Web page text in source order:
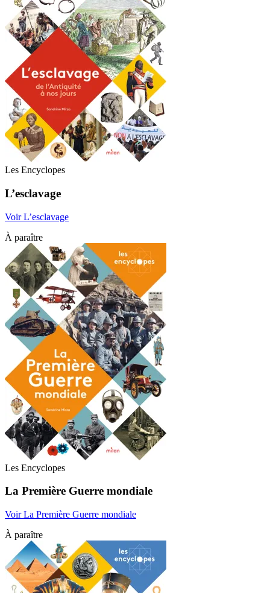
Les Encyclopes
L’esclavage
Voir L’esclavage
À paraître
Les Encyclopes
La Première Guerre mondiale
Voir La Première Guerre mondiale
À paraître